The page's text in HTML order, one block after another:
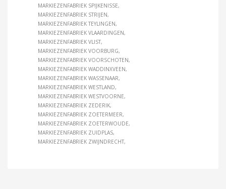
MARKIEZENFABRIEK SPIJKENISSE
MARKIEZENFABRIEK STRIJEN
MARKIEZENFABRIEK TEYLINGEN
MARKIEZENFABRIEK VLAARDINGEN
MARKIEZENFABRIEK VLIST
MARKIEZENFABRIEK VOORBURG
MARKIEZENFABRIEK VOORSCHOTEN
MARKIEZENFABRIEK WADDINXVEEN
MARKIEZENFABRIEK WASSENAAR
MARKIEZENFABRIEK WESTLAND
MARKIEZENFABRIEK WESTVOORNE
MARKIEZENFABRIEK ZEDERIK
MARKIEZENFABRIEK ZOETERMEER
MARKIEZENFABRIEK ZOETERWOUDE
MARKIEZENFABRIEK ZUIDPLAS
MARKIEZENFABRIEK ZWIJNDRECHT